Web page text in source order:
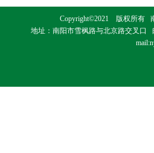
Copyright©2021 版权所有
地址：南阳市雪枫路与北京路交叉口